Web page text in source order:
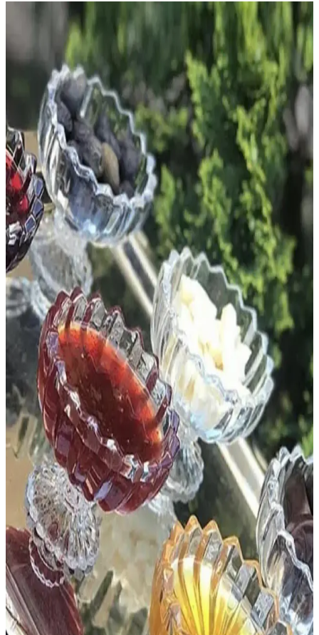
Bismuth Kristalini Tozdan Koruyarak Estetik ve
Fonksiyonel Sergileme Yöntemleri
Bismuth kristallerinin tozlanmasını önlemek ve estetik görünümünü
korumak için cam cloche kullanımı, uygun stand seçimi ve düzenli
temizlik yöntemleri önerilmektedir. Reçine uygulamasından
kaçınılmalıdır.
Burenze ve Ömür Avize Modellerinin
Karşılaştırması: Malzeme, Tasarım ve Kullanıcı
Yorumları
İki farklı avize modeli Burenze Modern Luxury Plafonyer ve Ömür
Avize Michael Sarktı detaylı karşılaştırması, malzeme, tasarım ve
kullanıcı yorumlarıyla en uygun seçimi yapmanıza yardımcı olur.
Burenze Modern Plafonyer Tavan Kristal ve LED
Avize Karşılaştırması
Bu makalede, kristal detaylı ve LED teknolojili modern tavan
avizelerinin özellikleri, kullanıcı yorumları ve performansları
detaylıca incelenerek ihtiyaçlara uygun seçim yapılmasına yardımcı
olunuyor.
Su Damlası Avize Modelleri: Tasarım Özellikleri ve
Kullanım Alanları Analizi
Su damlası avize modelleri, cam ve kristal malzemeleriyle ışığı
zarifçe yansıtarak salon ve antre gibi mekanlara estetik ve sıcak bir
atmosfer kazandırır. Tasarım ve kullanım alanları detaylıca
incelenmiştir.
Modern Avize Karşılaştırması: Kristal ve Bal Camlı
Tasarımların Özellikleri
İki modern avize modeli detaylı karşılaştırmasıyla, tasarım, malzeme
ve kullanım alanlarına göre en uygun seçimi yapmanıza yardımcı
oluyoruz.
Burenze Modern Luxury Plafonyer Kristal Taşlı
Avize Sarı Metal ve Kristal Detaylar
Burenze'nin sarı metal ve kristal detaylı avizesi, modern iç
mekanlara zarif ve parlak bir dokunuş sağlar, dayanıklı
malzemeleriyle uzun ömürlü kullanım sunar.